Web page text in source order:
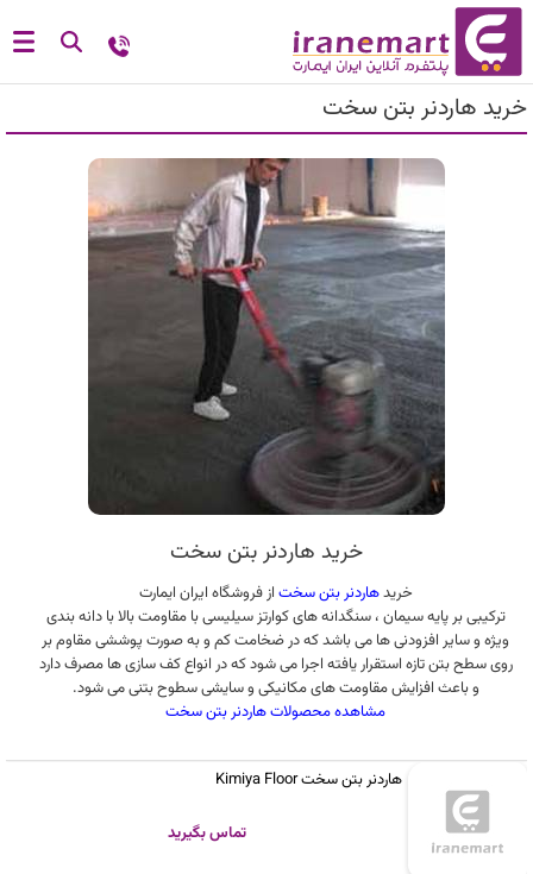
خرید هاردنر بتن سخت
خرید هاردنر بتن سخت
خریدهاردنر بتن سخت از فروشگاه ایران ایمارت
ترکیبی بر پایه سیمان ، سنگدانه های کوارتز سیلیسی با مقاومت بالا با دانه بندی
ویژه و سایر افزودنی ها می باشد که در ضخامت کم و به صورت پوششی مقاوم بر
روی سطح بتن تازه استقرار یافته اجرا می شود که در انواع کف سازی ها مصرف دارد
و باعث افزایش مقاومت های مکانیکی و سایشی سطوح بتنی می شود.
مشاهده محصولات هاردنر بتن سخت
هاردنر بتن سخت Kimiya Floor
تماس بگیرید